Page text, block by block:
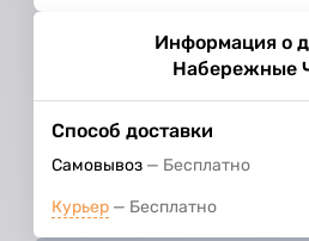
Информация о
Набережные
Способ доставки
Самовывоз Бесплатно
Курьер Бесплатно